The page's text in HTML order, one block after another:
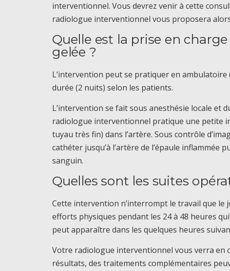
interventionnel. Vous devrez venir à cette
radiologue interventionnel vous proposera
Quelle est la prise en
gelée ?
L’intervention peut se pratiquer en
durée (2 nuits) selon les patients.
L’intervention se fait sous anesthésie locale et
radiologue interventionnel pratique une petite
tuyau très fin) dans l’artère. Sous contrôle
cathéter jusqu’à l’artère de l’épaule inflammée
sanguin.
Quelles sont les suites
Cette intervention n’interrompt le travail que le
efforts physiques pendant les 24 à 48 heures
peut apparaître dans les quelques heures
Votre radiologue interventionnel vous verra en
résultats, des traitements complémentaires